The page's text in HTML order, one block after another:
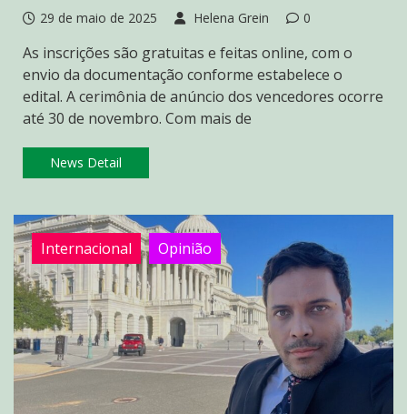
29 de maio de 2025 Helena Grein 0
As inscrições são gratuitas e feitas online, com o
envio da documentação conforme estabelece o
edital. A cerimônia de anúncio dos vencedores ocorre
até 30 de novembro. Com mais de
News Detail
Internacional Opinião